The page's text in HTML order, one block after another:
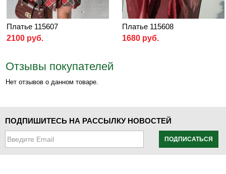
Платье 115607
2100 руб.
Платье 115608
1680 руб.
Отзывы покупателей
Нет отзывов о данном товаре.
ПОДПИШИТЕСЬ НА РАССЫЛКУ НОВОСТЕЙ
ПОДПИСАТЬСЯ